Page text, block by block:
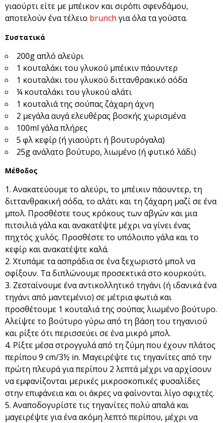
γιαούρτι είτε με μπέικον και σιρόπι σφενδάμου,
αποτελούν ένα τέλειο brunch για όλα τα γούστα.
Συστατικά
200g απλό αλεύρι
1 κουταλάκι του γλυκού μπέικιν πάουντερ
1 κουταλάκι του γλυκού διττανθρακικό σόδα
¼ κουταλάκι του γλυκού αλάτι
1 κουταλιά της σούπας ζάχαρη άχνη
2 μεγάλα αυγά ελευθέρας βοσκής χωρισμένα
100ml γάλα πλήρες
5 φλ κεφίρ (ή γιαούρτι ή βουτυρόγαλα)
25g ανάλατο βούτυρο, λιωμένο (ή φυτικό λάδι)
Μέθοδος
Ανακατεύουμε το αλεύρι, το μπέικιν πάουντερ, τη
διττανθρακική σόδα, το αλάτι και τη ζάχαρη μαζί σε ένα
μπολ. Προσθέστε τους κρόκους των αβγών και μια
πιτσιλιά γάλα και ανακατέψτε μέχρι να γίνει ένας
πηχτός χυλός. Προσθέστε το υπόλοιπο γάλα και το
κεφίρ και ανακατέψτε καλά.
Χτυπάμε τα ασπράδια σε ένα ξεχωριστό μπολ να
σφίξουν. Τα διπλώνουμε προσεκτικά στο κουρκούτι.
Ζεσταίνουμε ένα αντικολλητικό τηγάνι (ή ιδανικά ένα
τηγάνι από μαντεμένιο) σε μέτρια φωτιά και
προσθέτουμε 1 κουταλιά της σούπας λιωμένο βούτυρο.
Αλείψτε το βούτυρο γύρω από τη βάση του τηγανιού
και ρίξτε ότι περισσεύει σε ένα μικρό μπολ.
Ρίξτε μέσα στρογγυλά από τη ζύμη που έχουν πλάτος
περίπου 9 cm/3½ in. Μαγειρέψτε τις τηγανίτες από την
πρώτη πλευρά για περίπου 2 λεπτά μέχρι να αρχίσουν
να εμφανίζονται μερικές μικροσκοπικές φυσαλίδες
στην επιφάνεια και οι άκρες να φαίνονται λίγο σφιχτές.
Αναποδογυρίστε τις τηγανίτες πολύ απαλά και
μαγειρέψτε για ένα ακόμη λεπτό περίπου, μέχρι να